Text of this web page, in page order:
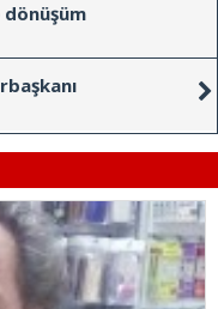
dönüşüm